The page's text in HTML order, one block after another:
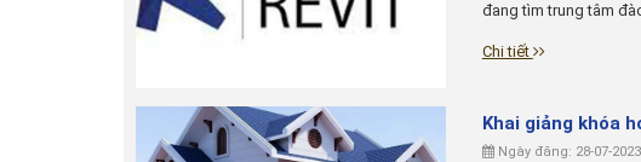
đang tìm trung tâm
Chi tiết
Khai giảng khóa
Ngày đăng: 28-07-